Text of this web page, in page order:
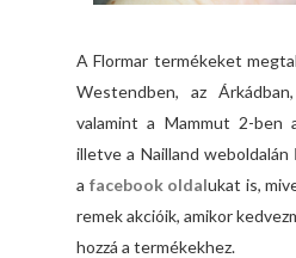
A Flormar termékeket
Westendben, az
valamint a Mammut 2-ben
illetve a Nailland weboldalán
a facebook oldalukat is,
remek akcióik, amikor
hozzá a termékekhez.